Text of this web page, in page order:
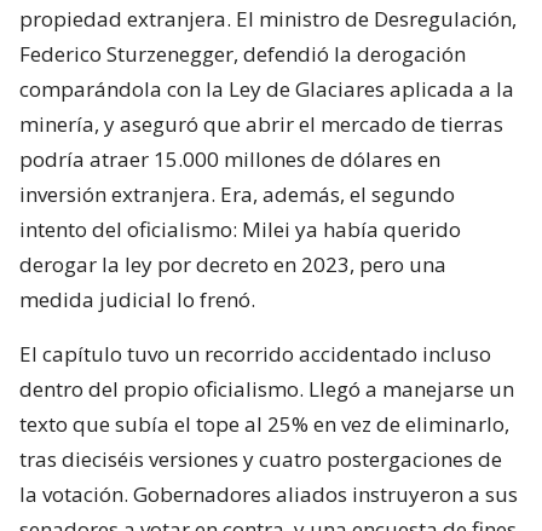
propiedad extranjera. El ministro de Desregulación,
Federico Sturzenegger, defendió la derogación
comparándola con la Ley de Glaciares aplicada a la
minería, y aseguró que abrir el mercado de tierras
podría atraer 15.000 millones de dólares en
inversión extranjera. Era, además, el segundo
intento del oficialismo: Milei ya había querido
derogar la ley por decreto en 2023, pero una
medida judicial lo frenó.
El capítulo tuvo un recorrido accidentado incluso
dentro del propio oficialismo. Llegó a manejarse un
texto que subía el tope al 25% en vez de eliminarlo,
tras dieciséis versiones y cuatro postergaciones de
la votación. Gobernadores aliados instruyeron a sus